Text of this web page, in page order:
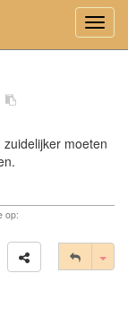
moeten
op: